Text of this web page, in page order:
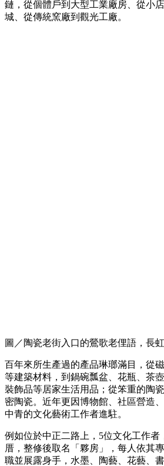
鏈，從個體戶到大型工業廠房、從小
城、從傳統窯廠到觀光工廠。
圖／陶瓷老街入口的鶯歌老俚語，長
百年來所生產過的產品琳瑯滿目，從
等建築材料，到鍋碗瓢盆、花瓶、茶
裝飾品等居家生活用品；從笨重的陶
密陶瓷。近年更因博物館、社區營造
中青的文化藝術工作者進駐。
例如位於中正二路上，5位文化工作者
厝，整修後取名「夥房」，每人依其
職並展露身手，水墨、陶藝、花藝、